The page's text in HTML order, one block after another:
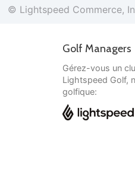
© Lightspeed Commerce,
Golf Managers
Gérez-vous un
Lightspeed Golf,
golfique: